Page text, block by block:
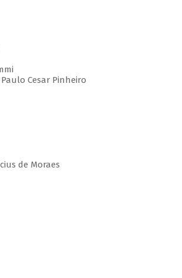
Cesar Pinheiro
de Moraes